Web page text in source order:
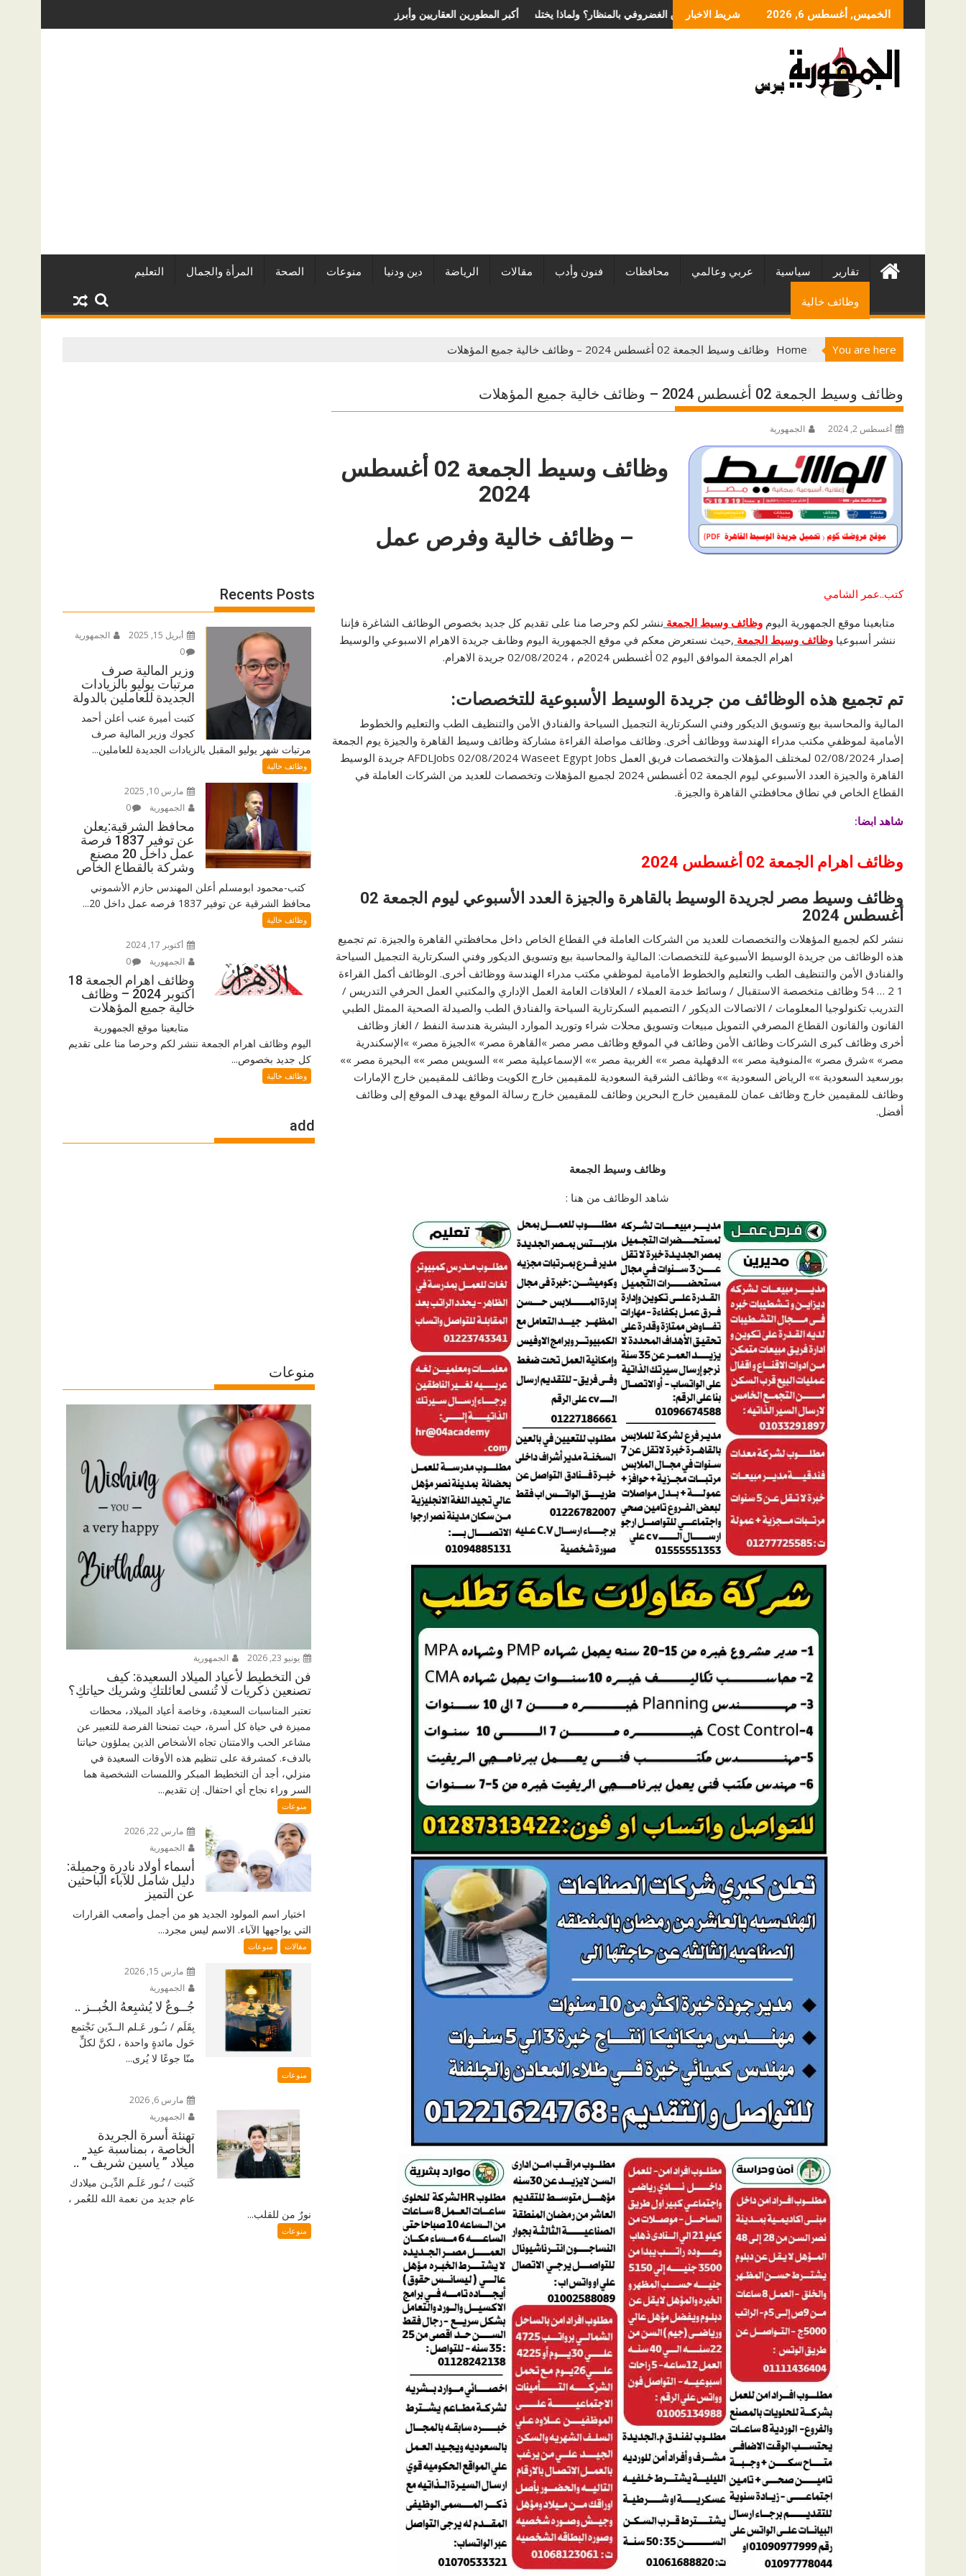
to
الخميس, أغسطس 6, 2026 شريط الاخبار ما الذي يحدد سعر عملية الانزلاق الغضروفي بالمنظار؟ ولماذا يختلف من مريض لآخر؟
تقارير سياسية عربي وعالمي محافظات فنون وأدب مقالات الرياضة دين ودنيا منوعات الصحة المرأة والجمال التعليم
وظائف خالية
You are here
Home وظائف وسيط الجمعة 02 أغسطس 2024 – وظائف خالية جميع المؤهلات
وظائف وسيط الجمعة 02 أغسطس 2024 – وظائف خالية جميع المؤهلات
أغسطس 2, 2024 الجمهورية
وظائف وسيط الجمعة 02 أغسطس
2024
– وظائف خالية وفرص عمل
كتب..عمر الشامي
متابعينا موقع الجمهورية اليوموظائف وسيطالجمعة ننشر لكم وحرصا منا على تقديم كل جديد بخصوص الوظائف الشاغرة فإننا
ننشر أسبوعيا وظائف وسيط الجمعة ,حيث نستعرض معكم في موقع الجمهورية اليوم وظاىف جريدة الاهرام الاسبوعي والوسيط
اهرام الجمعة الموافق اليوم 02 أغسطس 2024م ، 02/08/2024 جريدة الاهرام.
تم تجميع هذه الوظائف من جريدة الوسيط الأسبوعية للتخصصات:
المالية والمحاسبة بيع وتسويق الديكور وفني السكرتارية التجميل السياحة والفنادق الأمن والتنظيف الطب والتعليم والخطوط
الأمامية لموظفي مكتب مدراء الهندسة ووظائف أخرى. وظائف مواصلة القراءة مشاركة وظائف وسيط القاهرة والجيزة يوم الجمعة
إصدار 02/08/2024 لمختلف المؤهلات والتخصصات فريق العمل AFDLJobs 02/08/2024 Waseet Egypt Jobs جريدة الوسيط
القاهرة والجيزة العدد الأسبوعي ليوم الجمعة 02 أغسطس 2024 لجميع المؤهلات وتخصصات للعديد من الشركات العاملة في
القطاع الخاص في نطاق محافظتي القاهرة والجيزة.
شاهد ابضا:
وظائف اهرام الجمعة 02 أغسطس 2024
وظائف وسيط مصر لجريدة الوسيط بالقاهرة والجيزة العدد الأسبوعي ليوم الجمعة 02
أغسطس 2024
ننشر لكم لجميع المؤهلات والتخصصات للعديد من الشركات العاملة في القطاع الخاص داخل محافظتي القاهرة والجيزة. تم تجميع
هذه الوظائف من جريدة الوسيط الأسبوعية للتخصصات: المالية والمحاسبة بيع وتسويق الديكور وفني السكرتارية التجميل السياحة
والفنادق الأمن والتنظيف الطب والتعليم والخطوط الأمامية لموظفي مكتب مدراء الهندسة ووظائف أخرى. الوظائف أكمل القراءة
1 2 … 54 وظائف متخصصة الاستقبال / وسائط خدمة العملاء / العلاقات العامة العمل الإداري والمكتبي العمل الحرفي التدريس /
التدريب تكنولوجيا المعلومات / الاتصالات الديكور / التصميم السكرتارية السياحة والفنادق الطب والصيدلة الصحية الممثل الطبي
القانون والقانون القطاع المصرفي التمويل مبيعات وتسويق محلات شراء وتوريد الموارد البشرية هندسة النفط / الغاز وظائف
أخرى وظائف كبرى الشركات وظائف الأمن وظائف في الموقع وظائف مصر مصر »القاهرة مصر» »الجيزة مصر» »الإسكندرية
مصر» »شرق مصر» »المنوفية مصر »» الدقهلية مصر »» الغربية مصر »» الإسماعيلية مصر »» السويس مصر »» البحيرة مصر »»
بورسعيد السعودية »» الرياض السعودية »» وظائف الشرقية السعودية للمقيمين خارج الكويت وظائف للمقيمين خارج الإمارات
وظائف للمقيمين خارج وظائف عمان للمقيمين خارج البحرين وظائف للمقيمين خارج رسالة الموقع يهدف الموقع إلى وظائف
أفضل.
وظائف وسيط الجمعة
شاهد الوظائف من هنا :
Recents Posts
أبريل 15, 2025
الجمهورية
0
وزير المالية صرف
مرتبات يوليو بالزيادات
الجديدة للعاملين بالدولة
كتبت أميرة عنب أعلن أحمد
كجوك وزير المالية صرف
مرتبات شهر يوليو المقبل بالزيادات الجديدة للعاملين...
وظائف خالية
مارس 10, 2025
الجمهورية
0
محافظ الشرقية:يعلن
عن توفير 1837 فرصة
عمل داخل 20 مصنع
وشركة بالقطاع الخاص
كتب-محمود ابومسلم أعلن المهندس حازم الأشموني
محافظ الشرقية عن توفير 1837 فرصه عمل داخل 20...
وظائف خالية
أكتوبر 17, 2024
الجمهورية
0
وظائف اهرام الجمعة 18
اكتوبر 2024 – وظائف
خالية جميع المؤهلات
متابعينا موقع الجمهورية
اليوم وظائف اهرام الجمعة ننشر لكم وحرصا منا على تقديم
كل جديد بخصوص...
وظائف خالية
add
منوعات
يونيو 23, 2026 الجمهورية
فن التخطيط لأعياد الميلاد السعيدة: كيف
تصنعين ذكريات لا تُنسى لعائلتكِ وشريك حياتكِ؟
تعتبر المناسبات السعيدة، وخاصة أعياد الميلاد، محطات
مميزة في حياة كل أسرة، حيث تمنحنا الفرصة للتعبير عن
مشاعر الحب والامتنان تجاه الأشخاص الذين يملؤون حياتنا
بالدفء. كمشرفة على تنظيم هذه الأوقات السعيدة في
منزلي، أجد أن التخطيط المبكر واللمسات الشخصية هما
السر وراء نجاح أي احتفال. إن تقديم...
منوعات
مارس 22, 2026
الجمهورية
أسماء أولاد نادرة وجميلة:
دليل شامل للآباء الباحثين
عن التميز
اختيار اسم المولود الجديد هو من أجمل وأصعب القرارات
التي يواجهها الآباء. الاسم ليس مجرد...
مقالات منوعات
مارس 15, 2026
الجمهورية
جُــوعٌ لا يُشبِعهُ الخُبــز ..
بِقَلَم / نـُـور عَـلم الــدّين نَجْتمع
حَول مائدةٍ واحدة ، لكنَّ لكلٍّ
منّا جوعًا لا يُرى...
منوعات
مارس 6, 2026
الجمهورية
تهنئة أسرة الجريدة
الخاصة ، بمناسبة عيد
ميلاد ” ياسين شريف ” ..
كَتبت / نُـور عَلَـم الدِّيـن ميلادك
عام جديد من نعمة الله للعُمر ،
نورٌ من للقلب...
منوعات